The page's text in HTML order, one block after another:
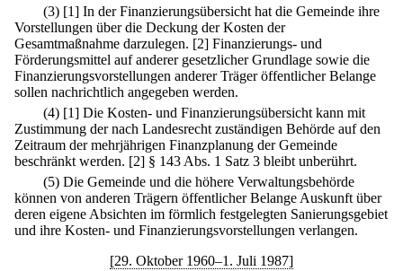
(3) [1] In der Finanzierungsübersicht hat die Gemeinde ihre
Vorstellungen über die Deckung der Kosten der
Gesamtmaßnahme darzulegen. [2] Finanzierungs- und
Förderungsmittel auf anderer gesetzlicher Grundlage sowie die
Finanzierungsvorstellungen anderer Träger öffentlicher Belange
sollen nachrichtlich angegeben werden.
(4) [1] Die Kosten- und Finanzierungsübersicht kann mit
Zustimmung der nach Landesrecht zuständigen Behörde auf den
Zeitraum der mehrjährigen Finanzplanung der Gemeinde
beschränkt werden. [2] § 143 Abs. 1 Satz 3 bleibt unberührt.
(5) Die Gemeinde und die höhere Verwaltungsbehörde
können von anderen Trägern öffentlicher Belange Auskunft über
deren eigene Absichten im förmlich festgelegten Sanierungsgebiet
und ihre Kosten- und Finanzierungsvorstellungen verlangen.
[29. Oktober 1960–1. Juli 1987]